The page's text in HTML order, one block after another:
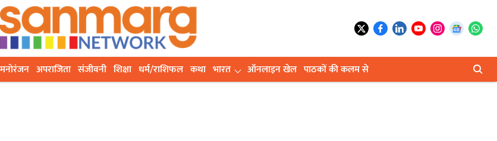
मनोरंजन अपराजिता संजीवनी शिक्षा धर्म/राशिफल कथा भारत ऑनलाइन खेल पाठकों की कलम से